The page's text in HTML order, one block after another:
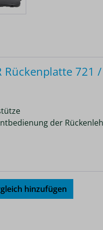
721
der
hinzufügen